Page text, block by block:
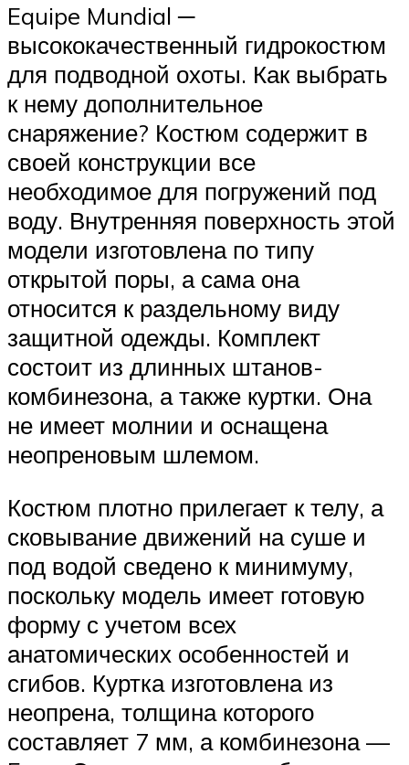
Equipe Mundial ─
высококачественный гидрокостюм
для подводной охоты. Как выбрать
к нему дополнительное
снаряжение? Костюм содержит в
своей конструкции все
необходимое для погружений под
воду. Внутренняя поверхность этой
модели изготовлена по типу
открытой поры, а сама она
относится к раздельному виду
защитной одежды. Комплект
состоит из длинных штанов-
комбинезона, а также куртки. Она
не имеет молнии и оснащена
неопреновым шлемом.
Костюм плотно прилегает к телу, а
сковывание движений на суше и
под водой сведено к минимуму,
поскольку модель имеет готовую
форму с учетом всех
анатомических особенностей и
сгибов. Куртка изготовлена из
неопрена, толщина которого
составляет 7 мм, а комбинезона —